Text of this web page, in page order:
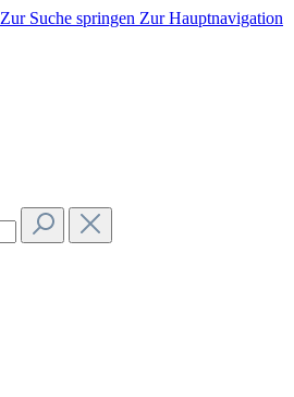
Zur Suche springen Zur Hauptnavigation